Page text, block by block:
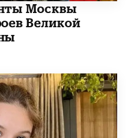
Москвы
Великой